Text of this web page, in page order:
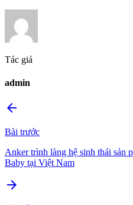
Tác giả
admin
arrow_back
Bài trước
Anker trình làng hệ sinh thái sản
Baby tại Việt Nam
arrow_forward